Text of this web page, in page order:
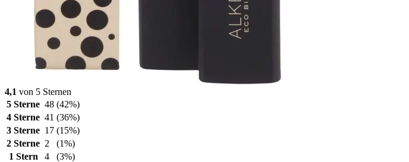
4,1 von 5 Sternen
5 Sterne 48 (42%)
4 Sterne 41 (36%)
3 Sterne 17 (15%)
2 Sterne 2
(1%)
1 Stern
4 (3%)